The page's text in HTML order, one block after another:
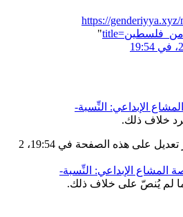
https://
"
الإبداعي: النِّسبة-
خلاف ذلك.
آخر تعديل على هذه الصفحة في 19:54، 2
المشاع الإبداعي: النِّسبة-
لم يُنصّ على خلاف ذلك.